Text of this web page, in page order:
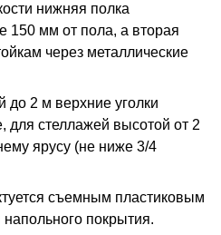
нижняя полка
150 мм от пола, а вторая
через металлические
до 2 м верхние уголки
для стеллажей высотой от 2
ярусу (не ниже 3/4
съемным пластиковым
покрытия.